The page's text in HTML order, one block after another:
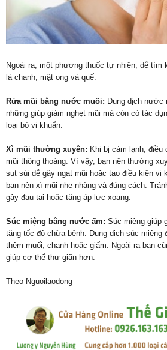
Ngoài ra, một phương thuốc tự nhiên, dễ tìm
là chanh, mật ong và quế.
Rửa mũi bằng nước muối: Dung dịch nước
những giúp giảm nghẹt mũi mà còn có tác
loại bỏ vi khuẩn.
Xì mũi thường xuyên: Khi bị cảm lạnh, điều
mũi thông thoáng. Vì vậy, bạn nên thường
sụt sùi dễ gây ngạt mũi hoặc tạo điều kiện vi
bạn nên xì mũi nhẹ nhàng và đúng cách.
gây đau tai hoặc tăng áp lực xoang.
Súc miệng bằng nước ấm: Súc miệng giúp
tăng tốc độ chữa bệnh. Dung dịch súc
thêm muối, chanh hoặc giấm. Ngoài ra bạn
giúp cơ thể thư giãn hơn.
Theo Nguoilaodong